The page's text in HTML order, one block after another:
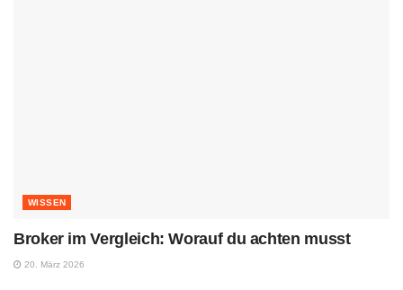
WISSEN
Broker im Vergleich: Worauf du achten musst
20. März 2026